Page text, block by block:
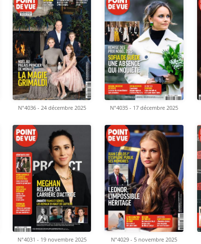
N°4036 - 24 décembre 2025 N°4035 - 17 décembre 2025
N°4031 - 19 novembre 2025 N°4029 - 5 novembre 2025